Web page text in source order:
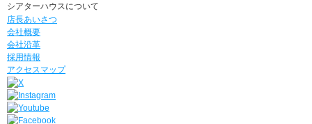
シアターハウスについて
店長あいさつ
会社概要
会社沿革
採用情報
アクセスマップ